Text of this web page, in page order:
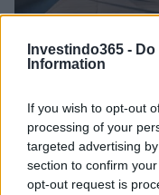
Investindo365 -
Information
If you wish to opt-out
processing of your
targeted advertising
section to confirm
opt-out request is
Como melhorar seu
FINANÇA